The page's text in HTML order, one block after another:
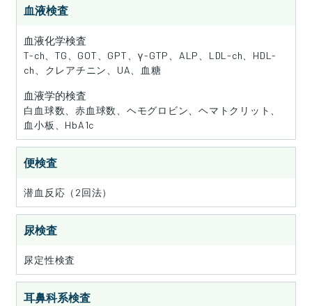
血液検査
血液化学検査
T-ch、TG、GOT、GPT、γ-GTP、ALP、LDL-ch、HDL-
ch、クレアチニン、UA、血糖
血液学的検査
白血球数、赤血球数、ヘモグロビン、ヘマトクリット、
血小板、HbA1c
便検査
潜血反応（2回法）
尿検査
尿定性検査
耳鼻科系検査